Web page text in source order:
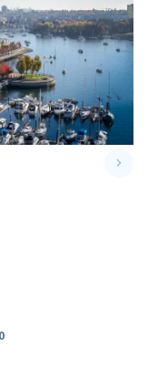
keyboard_arrow_right